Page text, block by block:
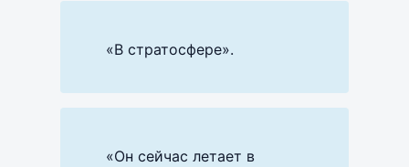
«В стратосфере».
«Он сейчас летает в